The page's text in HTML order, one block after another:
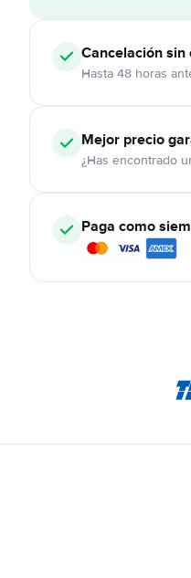
Cancelaciónsin
Hasta 48 horas
Mejor precio
¿Has encontrado
Paga como